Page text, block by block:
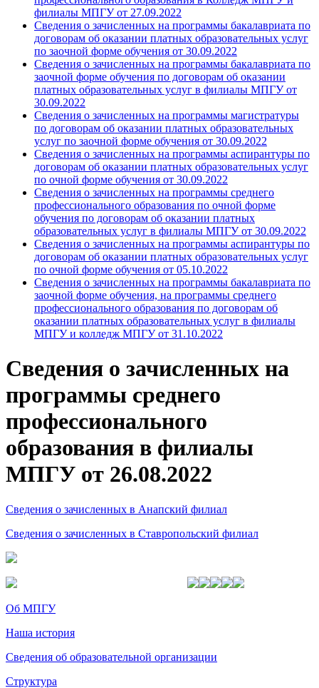
филиалы МПГУ от 27.09.2022
Сведения о зачисленных на программы бакалавриата по
договорам об оказании платных образовательных услуг
по заочной форме обучения от 30.09.2022
Сведения о зачисленных на программы бакалавриата по
заочной форме обучения по договорам об оказании
платных образовательных услуг в филиалы МПГУ от
30.09.2022
Сведения о зачисленных на программы магистратуры
по договорам об оказании платных образовательных
услуг по заочной форме обучения от 30.09.2022
Сведения о зачисленных на программы аспирантуры по
договорам об оказании платных образовательных услуг
по очной форме обучения от 30.09.2022
Сведения о зачисленных на программы среднего
профессионального образования по очной форме
обучения по договорам об оказании платных
образовательных услуг в филиалы МПГУ от 30.09.2022
Сведения о зачисленных на программы аспирантуры по
договорам об оказании платных образовательных услуг
по очной форме обучения от 05.10.2022
Сведения о зачисленных на программы бакалавриата по
заочной форме обучения, на программы среднего
профессионального образования по договорам об
оказании платных образовательных услуг в филиалы
МПГУ и колледж МПГУ от 31.10.2022
Сведения о зачисленных на
программы среднего
профессионального
образования в филиалы
МПГУ от 26.08.2022
Сведения о зачисленных в Анапский филиал
Сведения о зачисленных в Ставропольский филиал
Об МПГУ
Наша история
Сведения об образовательной организации
Структура